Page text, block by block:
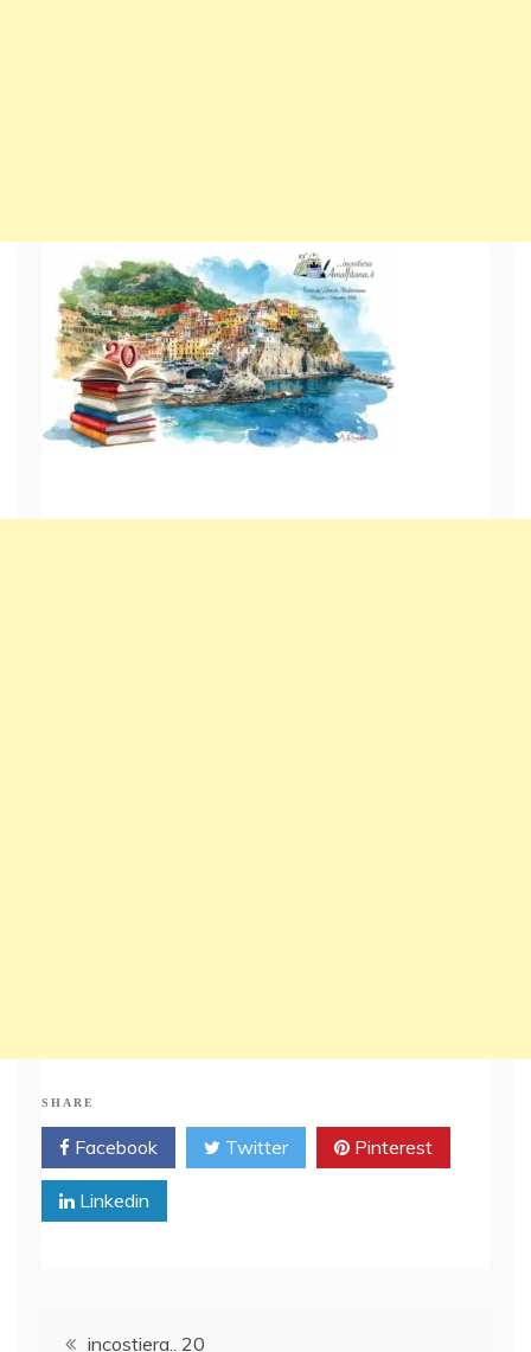
SHARE
Facebook Twitter Pinterest
Linkedin
Postincostiera.. 20